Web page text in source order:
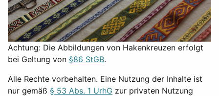
Achtung: Die Abbildungen von Hakenkreuzen erfolgt
bei Geltung von §86 StGB.
Alle Rechte vorbehalten. Eine Nutzung der Inhalte ist
nur gemäß § 53 Abs. 1 UrhG zur privaten Nutzung